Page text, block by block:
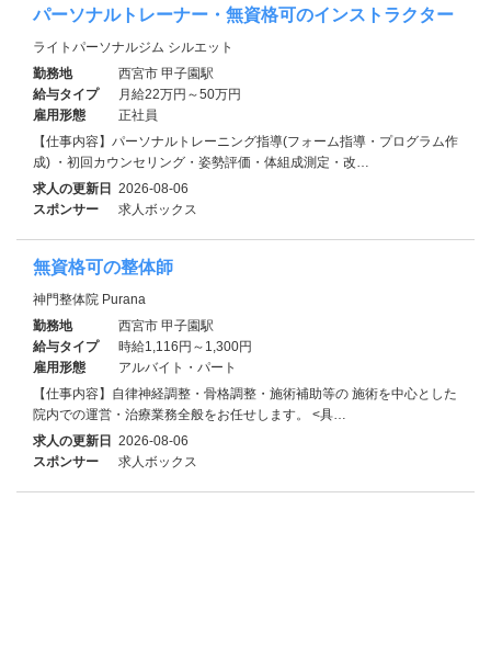
パーソナルトレーナー・無資格可のインストラクター
ライトパーソナルジム シルエット
勤務地
西宮市 甲子園駅
給与タイプ
月給22万円～50万円
雇用形態
正社員
【仕事内容】パーソナルトレーニング指導(フォーム指導・プログラム作
成) ・初回カウンセリング・姿勢評価・体組成測定・改…
求人の更新日 2026-08-06
スポンサー
求人ボックス
無資格可の整体師
神門整体院 Purana
勤務地
西宮市 甲子園駅
給与タイプ
時給1,116円～1,300円
雇用形態
アルバイト・パート
【仕事内容】自律神経調整・骨格調整・施術補助等の 施術を中心とした
院内での運営・治療業務全般をお任せします。 <具…
求人の更新日 2026-08-06
スポンサー
求人ボックス